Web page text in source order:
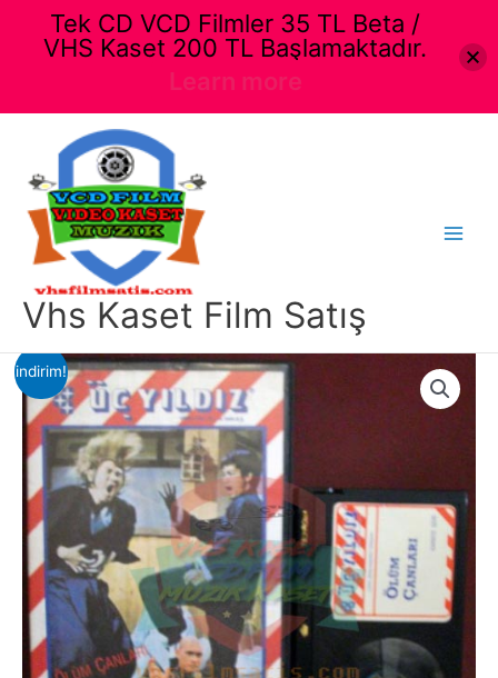
Vhs Kaset Film Satış
indirim!
Tek CD VCD Filmler 35 TL Beta /
VHS Kaset 200 TL Başlamaktadır.
Learn more